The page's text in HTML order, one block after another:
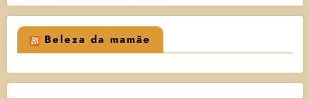
Beleza da mamãe